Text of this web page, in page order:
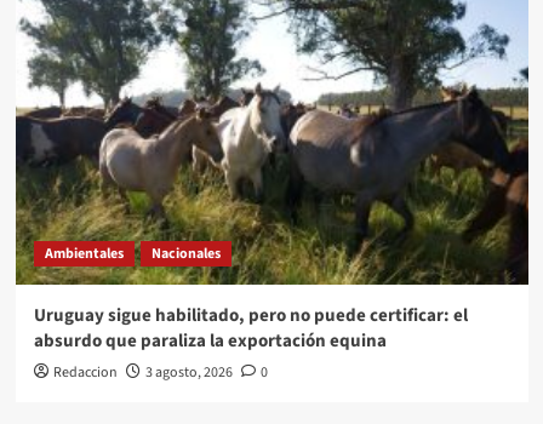
Ambientales Nacionales
Uruguay sigue habilitado, pero no puede certificar: el
absurdo que paraliza la exportación equina
Redaccion 3 agosto, 2026 0